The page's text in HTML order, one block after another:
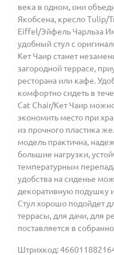
века в одном, они
Якобсена, кресло Tulip/
Eiffel/Эйфель Чарльза
удобный стул с
Кет Чаир станет
загородной террасе,
ресторана или кафе.
комфортно сидеть в
Cat Chair/Кет Чаир
экономить место при
из прочного пластика
модель практична,
большие нагрузки,
температурным
удобства на сиденье
декоративную подушку
Стул хорошо подойдет
террасы, для дачи, для
поставляется в
Штрихкод: